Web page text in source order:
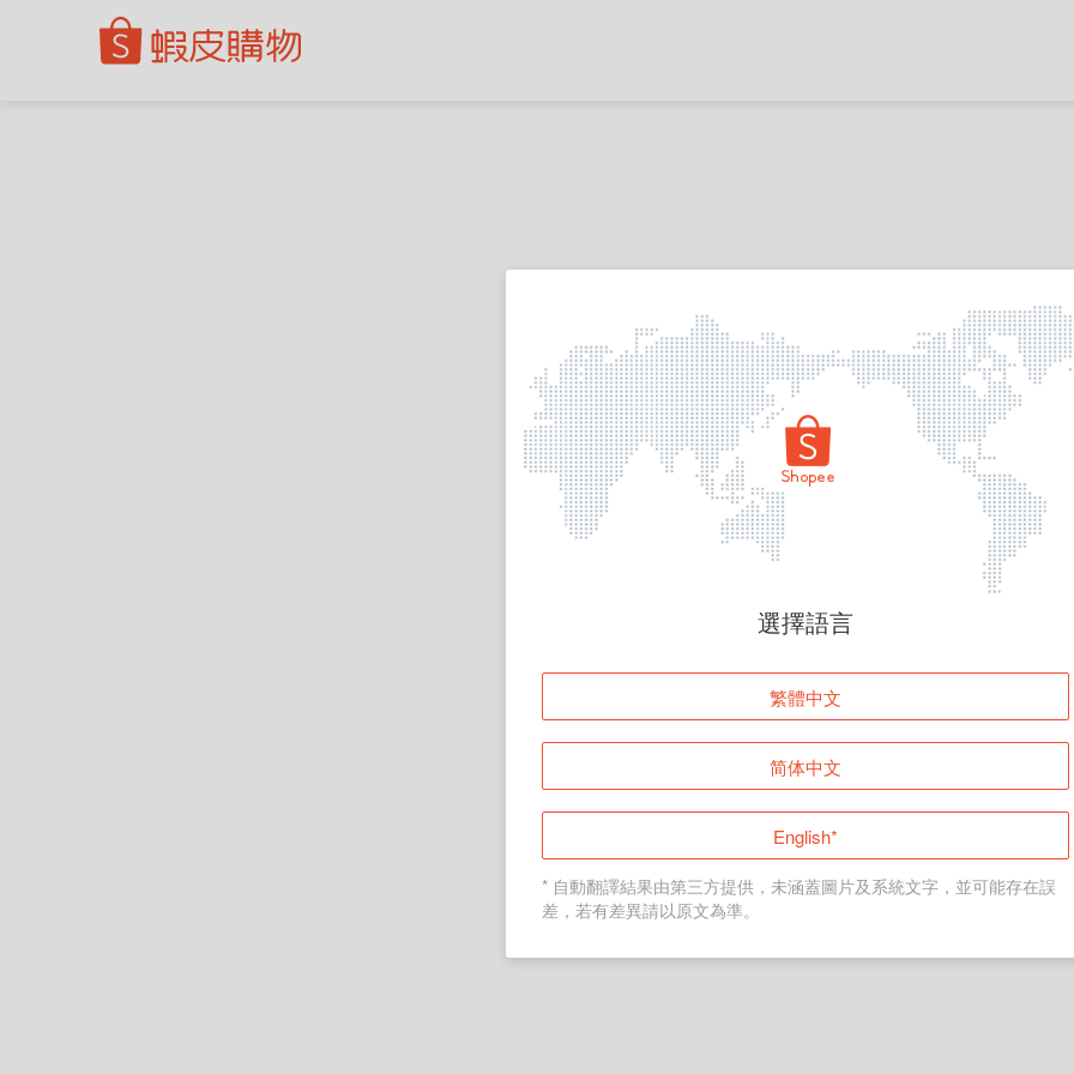
頁面無法顯示
登入
返回首頁
選擇語言
繁體中文
简体中文
English*
* 自動翻譯結果由第三方提供，未涵蓋圖片及系統文字，並可能存在誤
差，若有差異請以原文為準。